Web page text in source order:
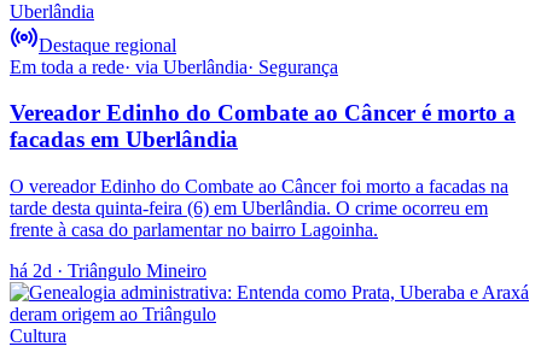
Destaque regional
Em toda a rede· via Uberlândia· Segurança
Vereador Edinho do Combate ao Câncer é morto a
facadas em Uberlândia
O vereador Edinho do Combate ao Câncer foi morto a facadas na
tarde desta quinta-feira (6) em Uberlândia. O crime ocorreu em
frente à casa do parlamentar no bairro Lagoinha.
há 2d · Triângulo Mineiro
Cultura